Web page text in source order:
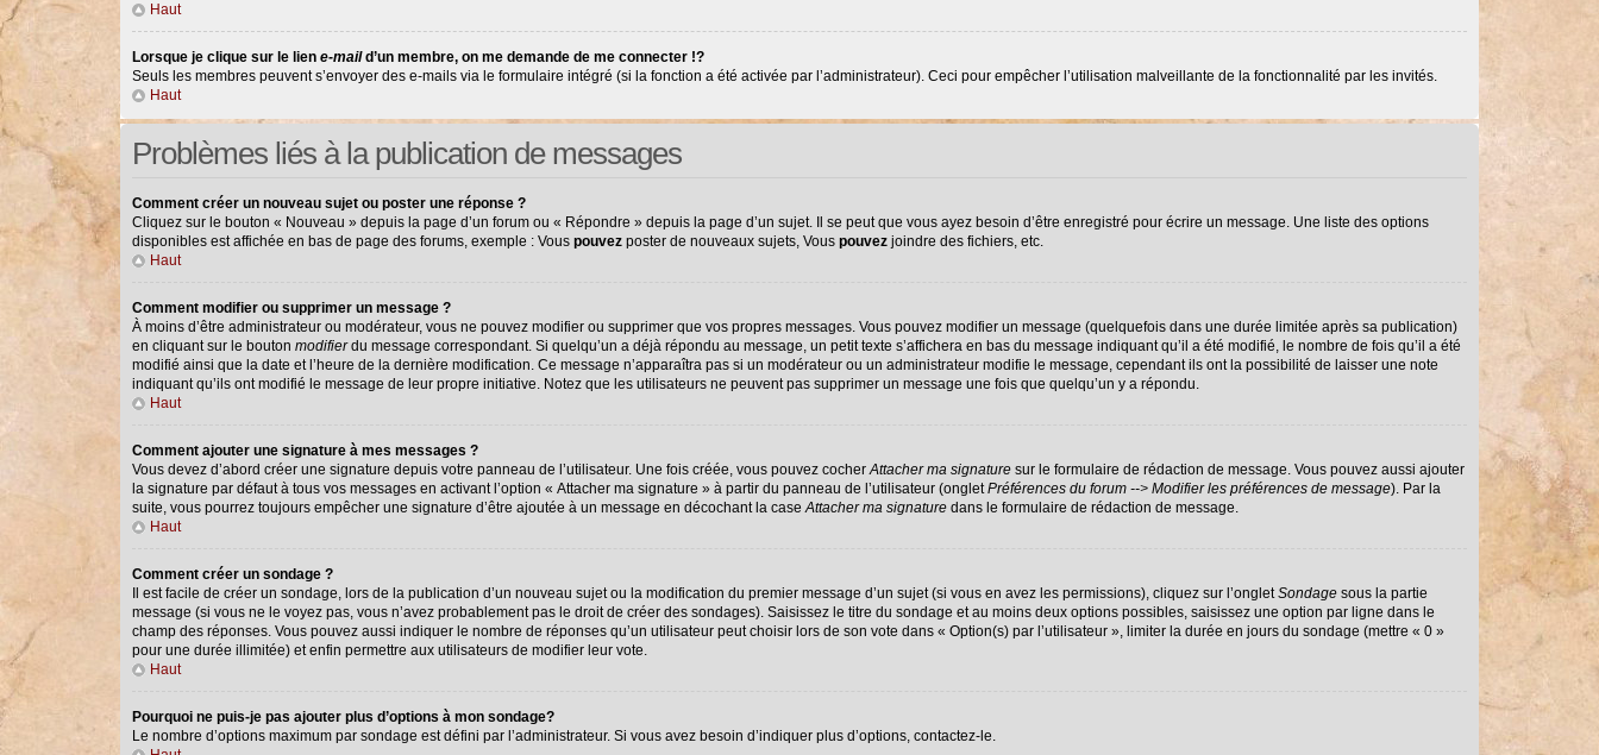
Haut
Lorsque je clique sur le lien e-maild’un membre, on me demande de me connecter !?
Seuls les membres peuvent s’envoyer des e-mails via le formulaire intégré (si la fonction a été activée par l’administrateur). Ceci pour empêcher l’utilisation malveillante de la fonctionnalité par les invités.
Haut
Problèmes liés à la publication de messages
Comment créer un nouveau sujet ou poster une réponse ?
Cliquez sur le bouton « Nouveau » depuis la page d’un forum ou « Répondre » depuis la page d’un sujet. Il se peut que vous ayez besoin d’être enregistré pour écrire un message. Une liste des options
disponibles est affichée en bas de page des forums, exemple : Vous pouvezposter de nouveaux sujets, Vous pouvezjoindre des fichiers, etc.
Haut
Comment modifier ou supprimer un message ?
À moins d’être administrateur ou modérateur, vous ne pouvez modifier ou supprimer que vos propres messages. Vous pouvez modifier un message (quelquefois dans une durée limitée après sa publication)
en cliquant sur le bouton modifierdu message correspondant. Si quelqu’un a déjà répondu au message, un petit texte s’affichera en bas du message indiquant qu’il a été modifié, le nombre de fois qu’il a été
modifié ainsi que la date et l’heure de la dernière modification. Ce message n’apparaîtra pas si un modérateur ou un administrateur modifie le message, cependant ils ont la possibilité de laisser une note
indiquant qu’ils ont modifié le message de leur propre initiative. Notez que les utilisateurs ne peuvent pas supprimer un message une fois que quelqu’un y a répondu.
Haut
Comment ajouter une signature à mes messages ?
Vous devez d’abord créer une signature depuis votre panneau de l’utilisateur. Une fois créée, vous pouvez cocherAttacher ma signaturesur le formulaire de rédaction de message. Vous pouvez aussi ajouter
la signature par défaut à tous vos messages en activant l’option « Attacher ma signature » à partir du panneau de l’utilisateur (ongletPréférences du forum --> Modifier les préférences de message). Par la
suite, vous pourrez toujours empêcher une signature d’être ajoutée à un message en décochant la caseAttacher ma signaturedans le formulaire de rédaction de message.
Haut
Comment créer un sondage ?
Il est facile de créer un sondage, lors de la publication d’un nouveau sujet ou la modification du premier message d’un sujet (si vous en avez les permissions), cliquez sur l’ongletSondagesous la partie
message (si vous ne le voyez pas, vous n’avez probablement pas le droit de créer des sondages). Saisissez le titre du sondage et au moins deux options possibles, saisissez une option par ligne dans le
champ des réponses. Vous pouvez aussi indiquer le nombre de réponses qu’un utilisateur peut choisir lors de son vote dans « Option(s) par l’utilisateur », limiter la durée en jours du sondage (mettre « 0 »
pour une durée illimitée) et enfin permettre aux utilisateurs de modifier leur vote.
Haut
Pourquoi ne puis-je pas ajouter plus d’options à mon sondage?
Le nombre d’options maximum par sondage est défini par l’administrateur. Si vous avez besoin d’indiquer plus d’options, contactez-le.